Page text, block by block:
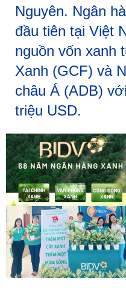
Nguyên. Ngân
đầu tiên tại Việt
nguồn vốn xanh
Xanh (GCF) và
châu Á (ADB)
triệu USD.